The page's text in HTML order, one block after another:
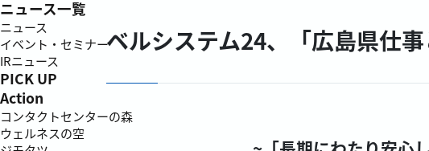
ニュース一覧
ニュース
イベント・セミナー
IRニュース
PICK UP
Action
コンタクトセンターの森
ウェルネスの空
ベルシステム24、「広島県仕